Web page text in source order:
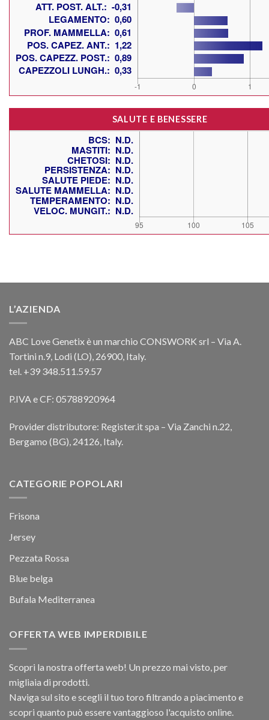
SALUTE E BENESSERE
L’AZIENDA
ABC Love Genetix è un marchio CONSWORK srl – Via A.
Tortini n.9, Lodi (LO), 26900, Italy.
tel. +39 348.511.59.57
P.IVA e CF: 05788920964
Provider distributore: Register.it spa – Via Zanchi n.22,
Bergamo (BG), 24126, Italy.
CATEGORIE POPOLARI
Frisona
Jersey
Pezzata Rossa
Blue belga
Bufala Mediterranea
OFFERTA WEB IMPERDIBILE
Scopri la nostra offerta web! Un prezzo mai visto, per
migliaia di prodotti.
Naviga sul sito e scegli il tuo toro filtrando a piacimento e
scopri quanto può essere vantaggioso l'acquisto online.